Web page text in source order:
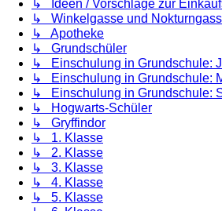
↳ Ideen / Vorschläge zur
↳ Winkelgasse und
↳ Apotheke
↳ Grundschüler
↳ Einschulung in Grundschule:
↳ Einschulung in Grundschule:
↳ Einschulung in Grundschule:
↳ Hogwarts-Schüler
↳ Gryffindor
↳ 1. Klasse
↳ 2. Klasse
↳ 3. Klasse
↳ 4. Klasse
↳ 5. Klasse